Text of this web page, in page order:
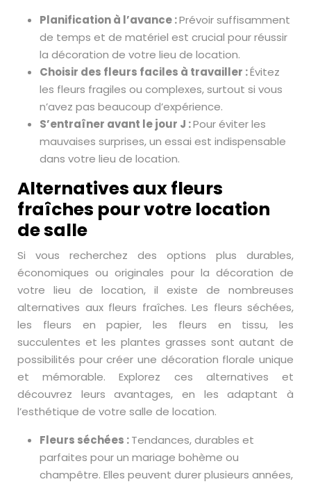
Planification à l’avance :Prévoir suffisamment
de temps et de matériel est crucial pour réussir
la décoration de votre lieu de location.
Choisir des fleurs faciles à travailler :Évitez
les fleurs fragiles ou complexes, surtout si vous
n’avez pas beaucoup d’expérience.
S’entraîner avant le jour J :Pour éviter les
mauvaises surprises, un essai est indispensable
dans votre lieu de location.
Alternatives aux fleurs
fraîches pour votre location
de salle
Si vous recherchez des options plus durables,
économiques ou originales pour la décoration de
votre lieu de location, il existe de nombreuses
alternatives aux fleurs fraîches. Les fleurs séchées,
les fleurs en papier, les fleurs en tissu, les
succulentes et les plantes grasses sont autant de
possibilités pour créer une décoration florale unique
et mémorable. Explorez ces alternatives et
découvrez leurs avantages, en les adaptant à
l’esthétique de votre salle de location.
Fleurs séchées :Tendances, durables et
parfaites pour un mariage bohème ou
champêtre. Elles peuvent durer plusieurs années,